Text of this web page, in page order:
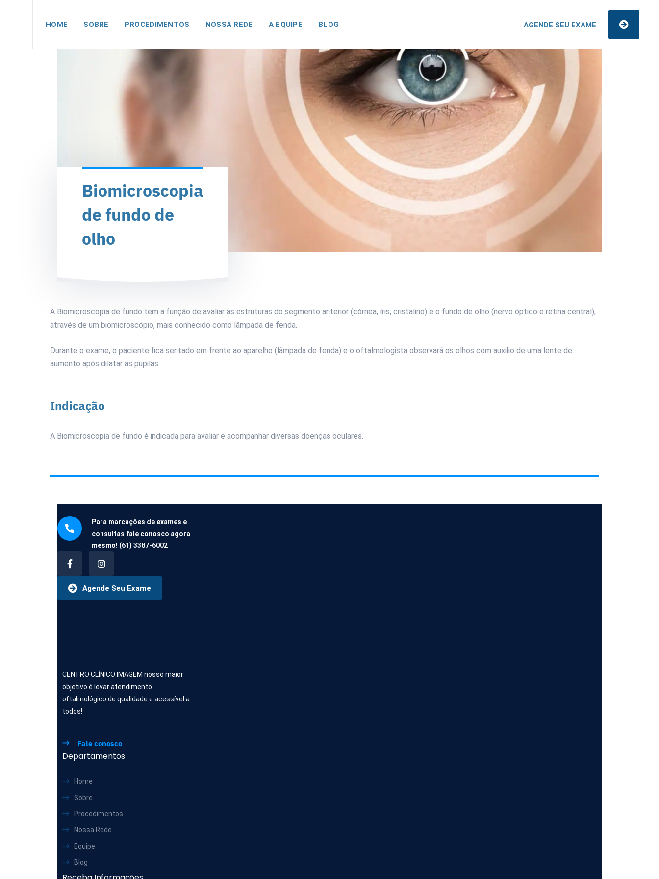
HOME SOBRE PROCEDIMENTOS NOSSA REDE A EQUIPE BLOG AGENDE SEU EXAME
Biomicroscopia
de fundo de
olho
A Biomicroscopia de fundo tem a função de avaliar as estruturas do segmento anterior (córnea, íris, cristalino) e o fundo de olho (nervo óptico e retina central),
através de um biomicroscópio, mais conhecido como lâmpada de fenda.
Durante o exame, o paciente fica sentado em frente ao aparelho (lâmpada de fenda) e o oftalmologista observará os olhos com auxilio de uma lente de
aumento após dilatar as pupilas.
Indicação
A Biomicroscopia de fundo é indicada para avaliar e acompanhar diversas doenças oculares.
Para marcações de exames e
consultas fale conosco agora
mesmo! (61) 3387-6002
Agende Seu Exame
CENTRO CLÍNICO IMAGEM nosso maior
objetivo é levar atendimento
oftalmológico de qualidade e acessível a
todos!
Fale conosco
Departamentos
Home
Sobre
Procedimentos
Nossa Rede
Equipe
Blog